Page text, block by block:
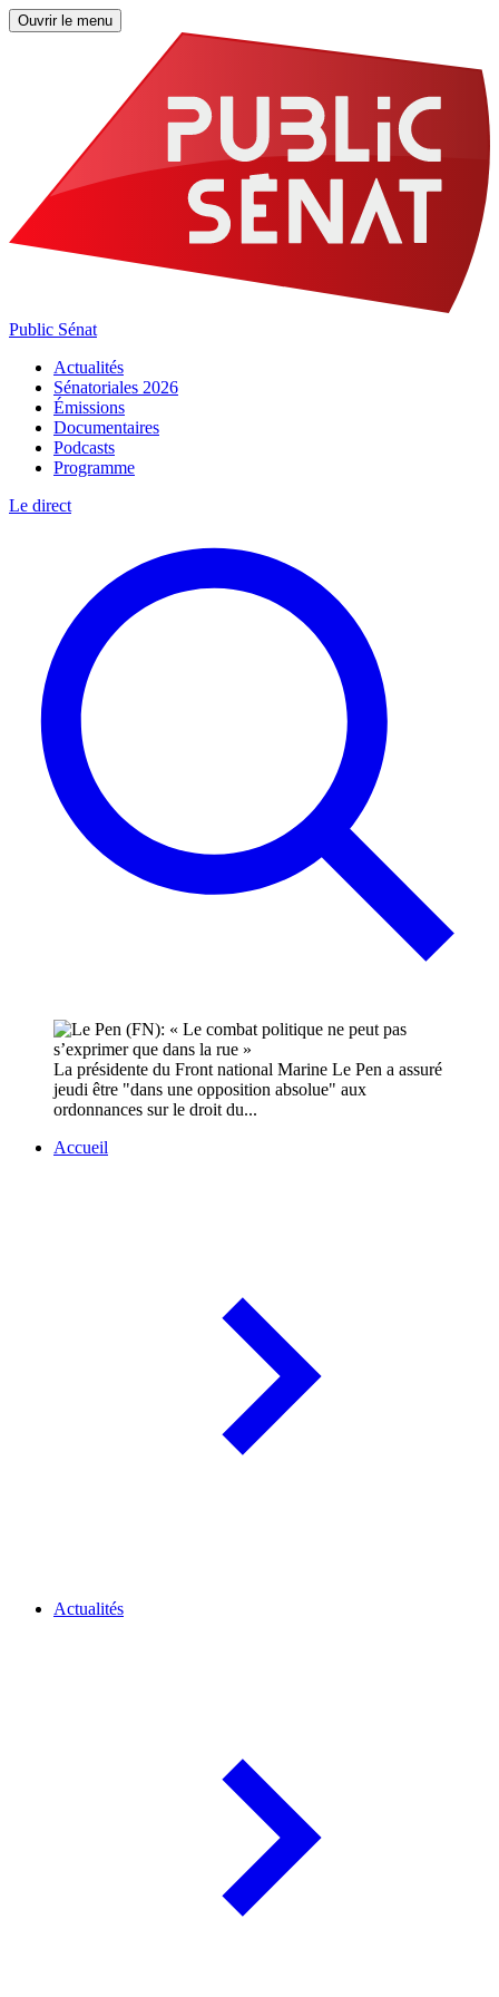
Ouvrir le menu
Public Sénat
Actualités
Sénatoriales 2026
Émissions
Documentaires
Podcasts
Programme
Le direct
La présidente du Front national Marine Le Pen a assuré
jeudi être "dans une opposition absolue" aux
ordonnances sur le droit du...
Accueil
Actualités